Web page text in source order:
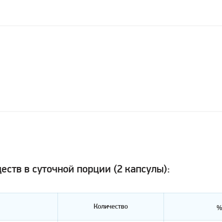
в суточной порции (2 капсулы):
Количество